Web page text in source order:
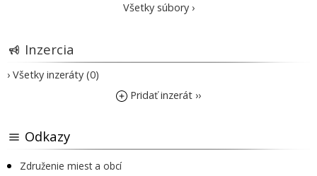
Všetky súbory ›
Inzercia
› Všetky inzeráty (0)
Pridať inzerát ››
Odkazy
Združenie miest a obcí